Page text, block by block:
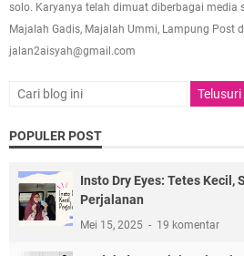
solo. Karyanya telah dimuat diberbagai media
Majalah Gadis, Majalah Ummi, Lampung Post
jalan2aisyah@gmail.com
POPULER POST
Insto Dry Eyes: Tetes Kecil,
Perjalanan
Mei 15, 2025 19 komentar